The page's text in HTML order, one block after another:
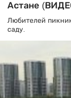
Астане
Любителей
саду.